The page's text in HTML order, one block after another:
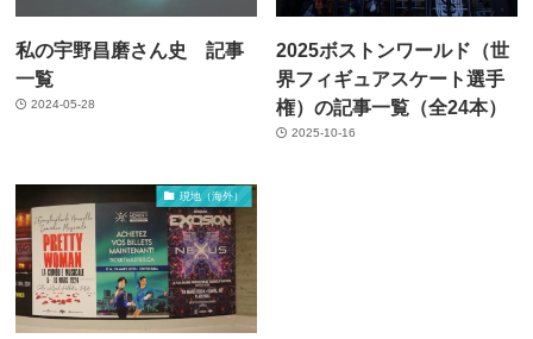
私の宇野昌磨さん史 記事
一覧
2024-05-28
2025ボストンワールド（世
界フィギュアスケート選手
権）の記事一覧（全24本）
2025-10-16
現地（海外）